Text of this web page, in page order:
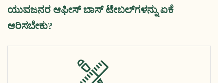
ಯುವಜನರ ಆಫೀಸ್ ಬಾಸ್ ಟೇಬಲ್‌ಗಳನ್ನು ಏಕೆ
ಆರಿಸಬೇಕು?